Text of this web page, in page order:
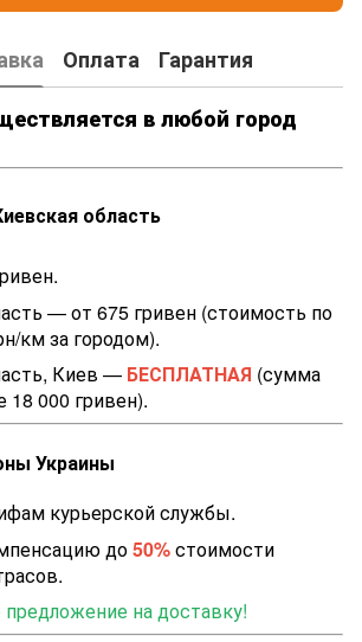
Оплата
Гарантия
в любой город
область
— от 675 гривен (стоимость по
км за городом).
Киев — БЕСПЛАТНАЯ (сумма
000 гривен).
Украины
курьерской службы.
до50%стоимости
на доставку!